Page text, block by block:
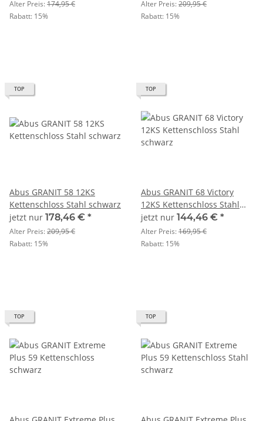
Alter Preis:174,95 €
Rabatt: 15%
Alter Preis:209,95 €
Rabatt: 15%
TOP
Abus GRANIT 58 12KS
Kettenschloss Stahl schwarz
jetzt nur 178,46 € *
Alter Preis:209,95 €
Rabatt: 15%
TOP
Abus GRANIT 68 Victory
12KS Kettenschloss Stahl
schwarz
jetzt nur 144,46 € *
Alter Preis:169,95 €
Rabatt: 15%
TOP TOP